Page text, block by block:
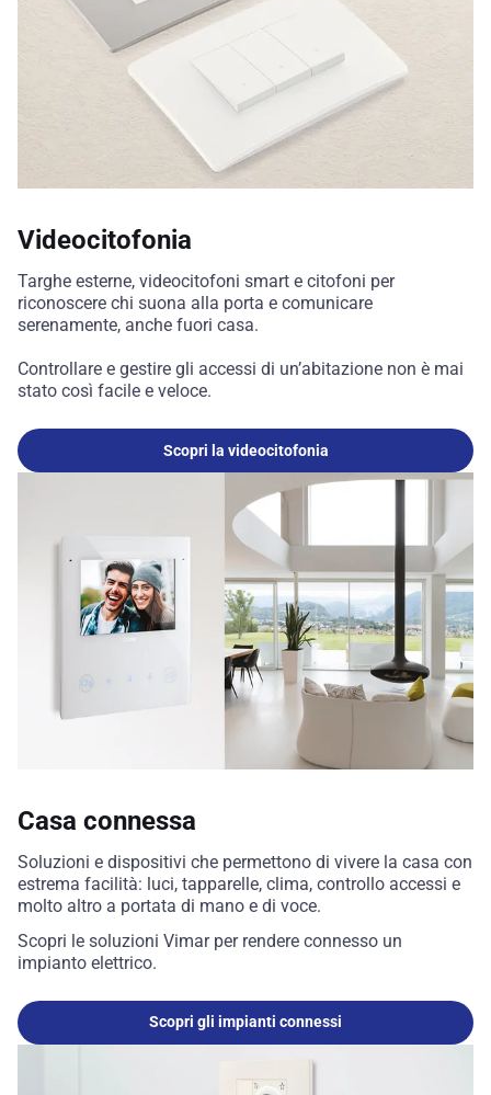
Videocitofonia
Targhe esterne, videocitofoni smart e citofoni per
riconoscere chi suona alla porta e comunicare
serenamente, anche fuori casa.
Controllare e gestire gli accessi di un’abitazione non è mai
stato così facile e veloce.
Scopri la videocitofonia
Casa connessa
Soluzioni e dispositivi che permettono di vivere la casa con
estrema facilità: luci, tapparelle, clima, controllo accessi e
molto altro a portata di mano e di voce.
Scopri le soluzioni Vimar per rendere connesso un
impianto elettrico.
Scopri gli impianti connessi